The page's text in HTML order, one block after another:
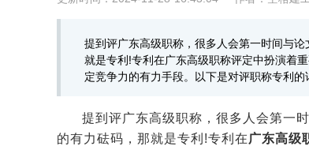
提到评广东高级职称，很多人会第一时间与
就是专利!专利在广东高级职称评定中扮演着
定竞争力的有力手段。以下是对评职称专利的
提到评广东高级职称，很多人会第一
的有力砝码，那就是专利!专利在 广东高级